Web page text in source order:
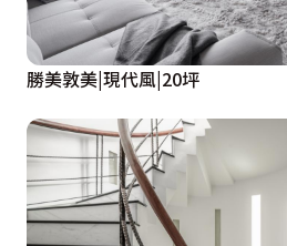
勝美敦美|現代風|20坪